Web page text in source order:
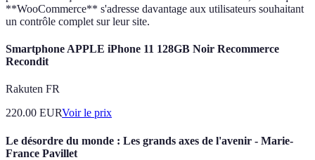
**WooCommerce** s'adresse davantage aux utilisateurs souhaitant
un contrôle complet sur leur site.
Smartphone APPLE iPhone 11 128GB Noir Recommerce
Recondit
Rakuten FR
220.00 EURVoir le prix
Le désordre du monde : Les grands axes de l'avenir - Marie-
France Pavillet